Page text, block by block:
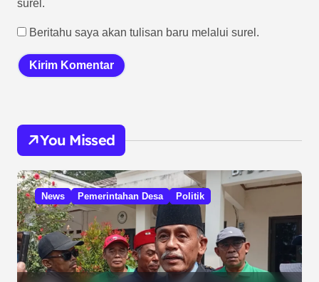
surel.
Beritahu saya akan tulisan baru melalui surel.
You Missed
News Pemerintahan Desa Politik